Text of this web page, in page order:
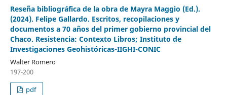
Reseña bibliográfica de la obra de Mayra Maggio (Ed.).
(2024). Felipe Gallardo. Escritos, recopilaciones y
documentos a 70 años del primer gobierno provincial del
Chaco. Resistencia: Contexto Libros; Instituto de
Investigaciones Geohistóricas-IIGHI-CONIC
Walter Romero
197-200
pdf